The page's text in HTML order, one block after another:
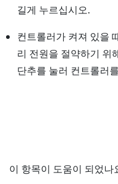
길게 누르십시오.
컨트롤러가 켜져 있을
리 전원을 절약하기 위
단추를 눌러 컨트롤러
이 항목이 도움이 되었나